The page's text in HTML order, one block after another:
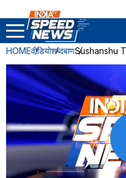
HOMEवीडियोशब्दबाणSushanshu